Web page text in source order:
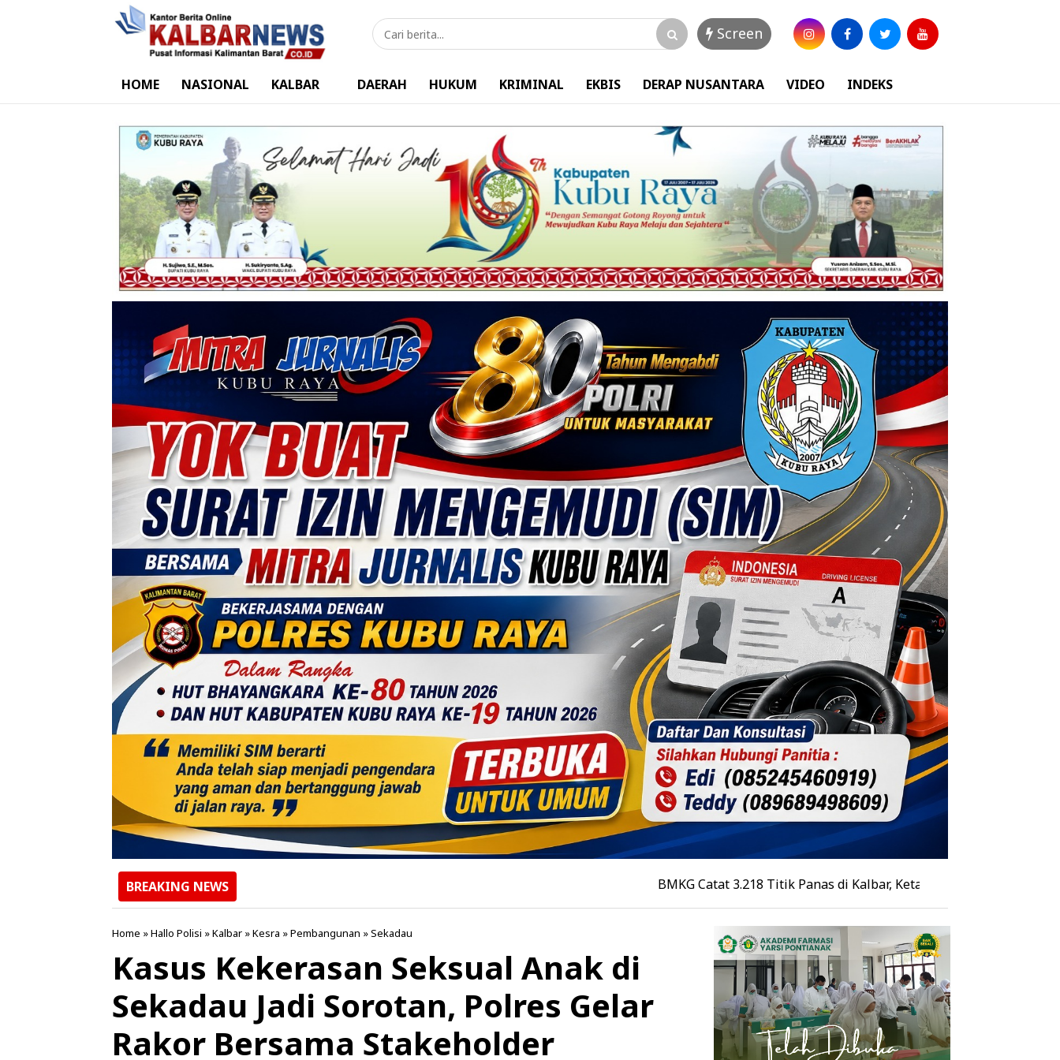
Screen
HOME NASIONAL KALBAR DAERAH HUKUM KRIMINAL EKBIS DERAP NUSANTARA VIDEO INDEKS
BREAKING NEWS BMKG Catat 3.218 Titik Panas di Kalbar, Ketapang Tertinggi, Kubu Raya Masih
Home »Hallo Polisi »Kalbar »Kesra »Pembangunan »Sekadau
Kasus Kekerasan Seksual Anak di
Sekadau Jadi Sorotan, Polres Gelar
Rakor Bersama Stakeholder